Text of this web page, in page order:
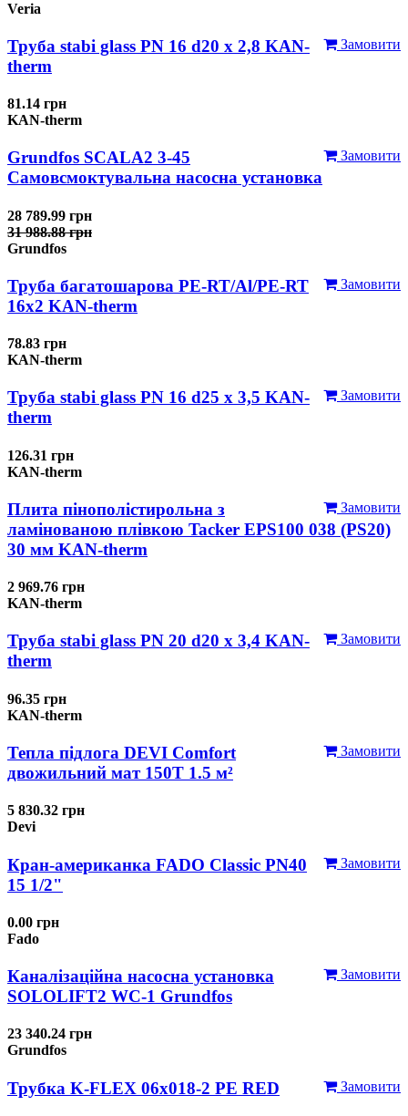
Veria
Замовити
Труба stabi glass PN 16 d20 х 2,8 KAN-
therm
81.14 грн
KAN-therm
Замовити
Grundfos SCALA2 3-45
Самовсмоктувальна насосна установка
28 789.99 грн
31 988.88 грн
Grundfos
Замовити
Труба багатошарова PE-RT/Al/PE-RT
16x2 KAN-therm
78.83 грн
KAN-therm
Замовити
Труба stabi glass PN 16 d25 х 3,5 KAN-
therm
126.31 грн
KAN-therm
Замовити
Плита пінополістирольна з
ламінованою плівкою Tacker EPS100 038 (PS20)
30 мм KAN-therm
2 969.76 грн
KAN-therm
Замовити
Труба stabi glass PN 20 d20 х 3,4 KAN-
therm
96.35 грн
KAN-therm
Замовити
Тепла підлога DEVI Comfort
двожильний мат 150T 1.5 м²
5 830.32 грн
Devi
Замовити
Кран-американка FADO Classic PN40
15 1/2"
0.00 грн
Fado
Замовити
Каналізаційна насосна установка
SOLOLIFT2 WC-1 Grundfos
23 340.24 грн
Grundfos
Замовити
Трубка K-FLEX 06x018-2 РЕ RED